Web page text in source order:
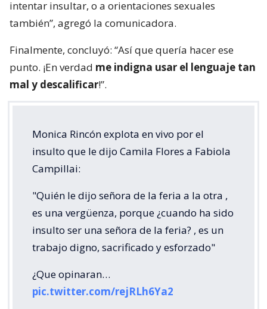
intentar insultar, o a orientaciones sexuales
también”, agregó la comunicadora.
Finalmente, concluyó: “Así que quería hacer ese
punto. ¡En verdad me indigna usar el lenguaje tan
mal y descalificar!”.
Monica Rincón explota en vivo por el
insulto que le dijo Camila Flores a Fabiola
Campillai:
"Quién le dijo señora de la feria a la otra ,
es una vergüenza, porque ¿cuando ha sido
insulto ser una señora de la feria? , es un
trabajo digno, sacrificado y esforzado"
¿Que opinaran…
pic.twitter.com/rejRLh6Ya2